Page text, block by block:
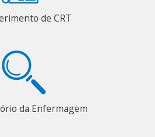
de CRT
da Enfermagem